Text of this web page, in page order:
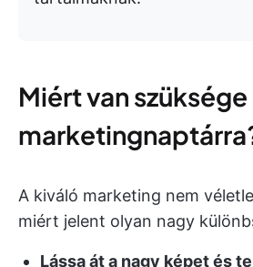
Miért van szüksége
A kiváló marketing nem
miért jelent olyan nagy
Lássa át a nagy képet és